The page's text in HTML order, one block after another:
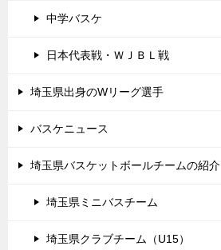
中学バスケ
日本代表戦・ＷＪＢＬ戦
埼玉県出身のWリーグ選手
バスケニュース
埼玉県バスケットボールチームの紹介
埼玉県ミニバスチーム
埼玉県クラブチーム（U15）